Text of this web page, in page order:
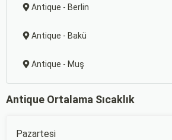
Antique - Berlin
Antique - Bakü
Antique - Muş
Antique Ortalama Sıcaklık
Pazartesi